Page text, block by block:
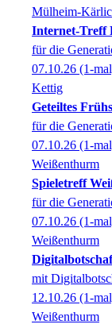
Mülheim-
Internet-Treff
für die
07.10.26 (1-
Kettig
Geteiltes
für die
07.10.26 (1-
Weißenthurm
Spieletreff
für die
07.10.26 (1-
Weißenthurm
mit
12.10.26 (1-
Weißenthurm